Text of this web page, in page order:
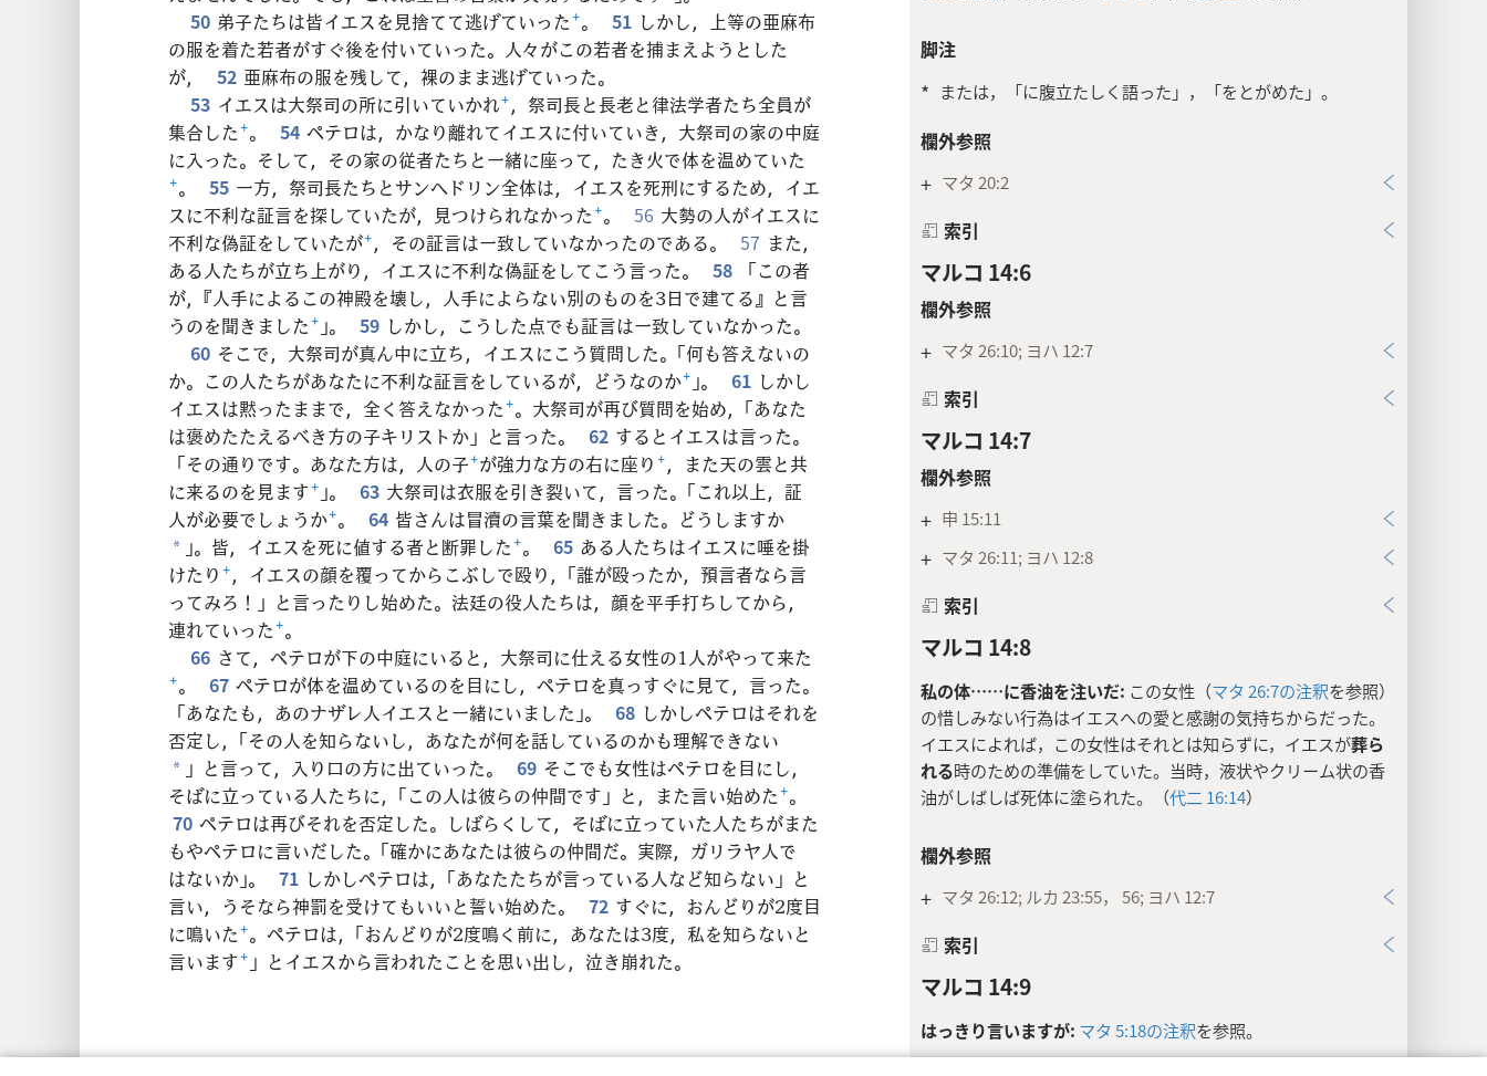
脚注
* または，「に腹立たしく語った」，「をとがめた」。
欄外参照
+ マタ 20:2
索引
マルコ 14:6
欄外参照
+ マタ 26:10; ヨハ 12:7
索引
マルコ 14:7
欄外参照
+ 申 15:11
+ マタ 26:11; ヨハ 12:8
索引
マルコ 14:8
私の体……に香油を注いだ: この女性（マタ 26:7の注釈を参照）
の惜しみない行為はイエスへの愛と感謝の気持ちからだった。
イエスによれば，この女性はそれとは知らずに，イエスが葬ら
れる時のための準備をしていた。当時，液状やクリーム状の香
油がしばしば死体に塗られた。（代二 16:14）
欄外参照
+ マタ 26:12; ルカ 23:55， 56; ヨハ 12:7
索引
マルコ 14:9
はっきり言いますが: マタ 5:18の注釈を参照。
50 弟子たちは皆イエスを見捨てて逃げていった+。 51 しかし，上等の亜麻布
の服を着た若者がすぐ後を付いていった。人々がこの若者を捕まえようとした
が，
52 亜麻布の服を残して，裸のまま逃げていった。
53 イエスは大祭司の所に引いていかれ+，祭司長と長老と律法学者たち全員が
集合した+。 54 ペテロは，かなり離れてイエスに付いていき，大祭司の家の中庭
に入った。そして，その家の従者たちと一緒に座って，たき火で体を温めていた
+。 55 一方，祭司長たちとサンヘドリン全体は，イエスを死刑にするため，イエ
スに不利な証言を探していたが，見つけられなかった+。 56 大勢の人がイエスに
不利な偽証をしていたが+，その証言は一致していなかったのである。 57 また，
ある人たちが立ち上がり，イエスに不利な偽証をしてこう言った。
58
「この者
が，『人手によるこの神殿を壊し，人手によらない別のものを3日で建てる』と言
うのを聞きました+ 」。 59 しかし，こうした点でも証言は一致していなかった。
60 そこで，大祭司が真ん中に立ち，イエスにこう質問した。「何も答えないの
か。この人たちがあなたに不利な証言をしているが，どうなのか+ 」。 61 しかし
イエスは黙ったままで，全く答えなかった+。大祭司が再び質問を始め，「あなた
は褒めたたえるべき方の子キリストか」と言った。
62 するとイエスは言った。
「その通りです。あなた方は，人の子+が強力な方の右に座り +，また天の雲と共
に来るのを見ます+ 」。 63 大祭司は衣服を引き裂いて，言った。「これ以上，証
人が必要でしょうか+。 64 皆さんは冒瀆の言葉を聞きました。どうしますか
* 」。皆，イエスを死に値する者と断罪した+。 65 ある人たちはイエスに唾を掛
けたり +，イエスの顔を覆ってからこぶしで殴り，「誰が殴ったか，預言者なら言
ってみろ！」と言ったりし始めた。法廷の役人たちは，顔を平手打ちしてから，
連れていった+。
66 さて，ペテロが下の中庭にいると，大祭司に仕える女性の1人がやって来た
+。 67 ペテロが体を温めているのを目にし，ペテロを真っすぐに見て，言った。
「あなたも，あのナザレ人イエスと一緒にいました」。
68 しかしペテロはそれを
否定し，「その人を知らないし，あなたが何を話しているのかも理解できない
* 」と言って，入り口の方に出ていった。 69 そこでも女性はペテロを目にし，
そばに立っている人たちに，「この人は彼らの仲間です」と，また言い始めた+。
70 ペテロは再びそれを否定した。しばらくして，そばに立っていた人たちがまた
もやペテロに言いだした。「確かにあなたは彼らの仲間だ。実際，ガリラヤ人で
はないか」。
71 しかしペテロは，「あなたたちが言っている人など知らない」と
言い，うそなら神罰を受けてもいいと誓い始めた。
72 すぐに，おんどりが2度目
に鳴いた+。ペテロは，「おんどりが2度鳴く前に，あなたは3度，私を知らないと
言います+ 」とイエスから言われたことを思い出し，泣き崩れた。